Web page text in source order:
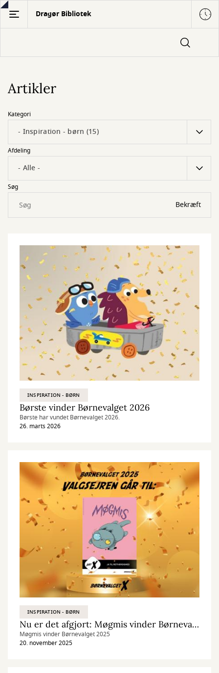
Gå
hovedindhold
Dragør Bibliotek
Artikler
Kategori
Afdeling
Søg
INSPIRATION - BØRN
Børste vinder Børnevalget 2026
Børste har vundet Børnevalget 2026.
26. marts 2026
INSPIRATION - BØRN
Nu er det afgjort: Møgmis vinder Børnevalget 2025
Møgmis vinder Børnevalget 2025
20. november 2025